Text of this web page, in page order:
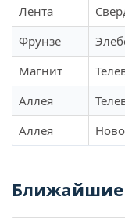
Лента
Фрунзе
Магнит
Аллея
Аллея
Ближайшие